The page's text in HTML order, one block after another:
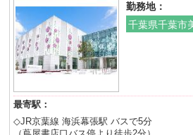
勤務地：
千葉県千葉市
最寄駅：
◇JR京葉線 海浜幕張駅 バスで5分